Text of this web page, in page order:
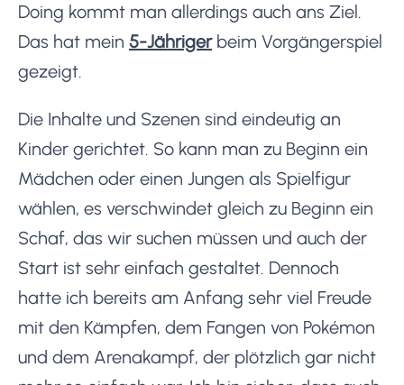
Doing kommt man allerdings auch ans Ziel.
Das hat mein 5-Jährigerbeim Vorgängerspiel
gezeigt.
Die Inhalte und Szenen sind eindeutig an
Kinder gerichtet. So kann man zu Beginn ein
Mädchen oder einen Jungen als Spielfigur
wählen, es verschwindet gleich zu Beginn ein
Schaf, das wir suchen müssen und auch der
Start ist sehr einfach gestaltet. Dennoch
hatte ich bereits am Anfang sehr viel Freude
mit den Kämpfen, dem Fangen von Pokémon
und dem Arenakampf, der plötzlich gar nicht